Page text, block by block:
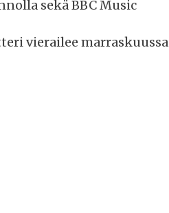
sekä BBC Music
vierailee marraskuussa